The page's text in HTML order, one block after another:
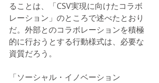
ることは、「CSV実現に向けたコラボ
レーション」のところで述べたとおり
だ。外部とのコラボレーションを積極
的に行おうとする行動様式は、必要な
資質だろう。
「ソーシャル・イノベーション